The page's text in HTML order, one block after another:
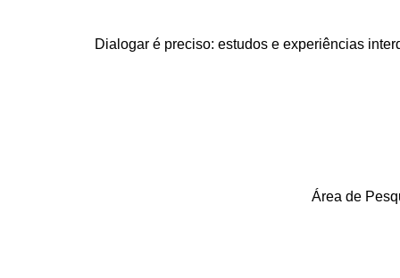
Dialogar é preciso: estudos e experiências
Área de